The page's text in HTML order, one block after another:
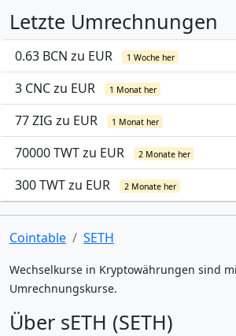
Letzte Umrechnungen
0.63 BCN zu EUR 1 Woche her
3 CNC zu EUR 1 Monat her
77 ZIG zu EUR 1 Monat her
70000 TWT zu EUR 2 Monate her
300 TWT zu EUR 2 Monate her
Cointable SETH
Wechselkurse in Kryptowährungen sind
Umrechnungskurse.
Über sETH (SETH)